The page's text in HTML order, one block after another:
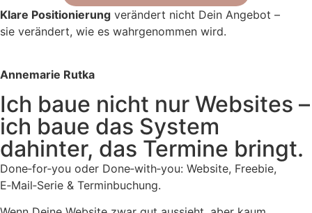
Klare Positionierung verändert nicht Dein Angebot –
sie verändert, wie es wahrgenommen wird.
Annemarie Rutka
Ich baue nicht nur Websites –
ich baue das System
dahinter, das Termine bringt.
Done‑for‑you oder Done‑with‑you: Website, Freebie,
E‑Mail‑Serie & Terminbuchung.